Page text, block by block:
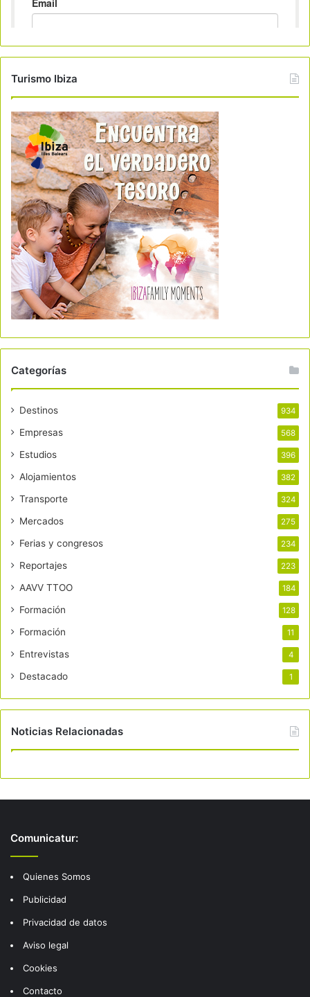
Turismo Ibiza
Categorías
Destinos 934
Empresas 568
Estudios 396
Alojamientos 382
Transporte 324
Mercados 275
Ferias y congresos 234
Reportajes 223
AAVV TTOO 184
Formación 128
Formación 11
Entrevistas 4
Destacado 1
Noticias Relacionadas
Comunicatur:
Quienes Somos
Publicidad
Privacidad de datos
Aviso legal
Cookies
Contacto